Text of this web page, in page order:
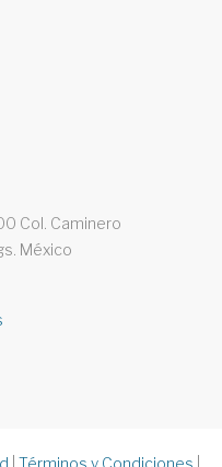
Col. Caminero
México
Términos y Condiciones